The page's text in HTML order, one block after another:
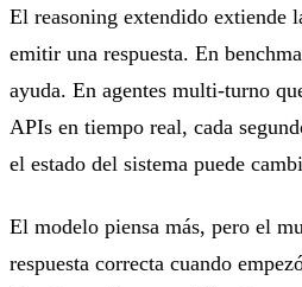
El reasoning extendido extiende
emitir una respuesta. En
ayuda. En agentes multi-turno
APIs en tiempo real, cada
el estado del sistema puede
El modelo piensa más, pero el
respuesta correcta cuando